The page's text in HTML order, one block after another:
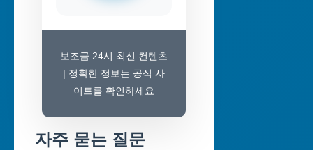
보조금 24시 최신 컨텐츠
| 정확한 정보는 공식 사
이트를 확인하세요
자주 묻는 질문